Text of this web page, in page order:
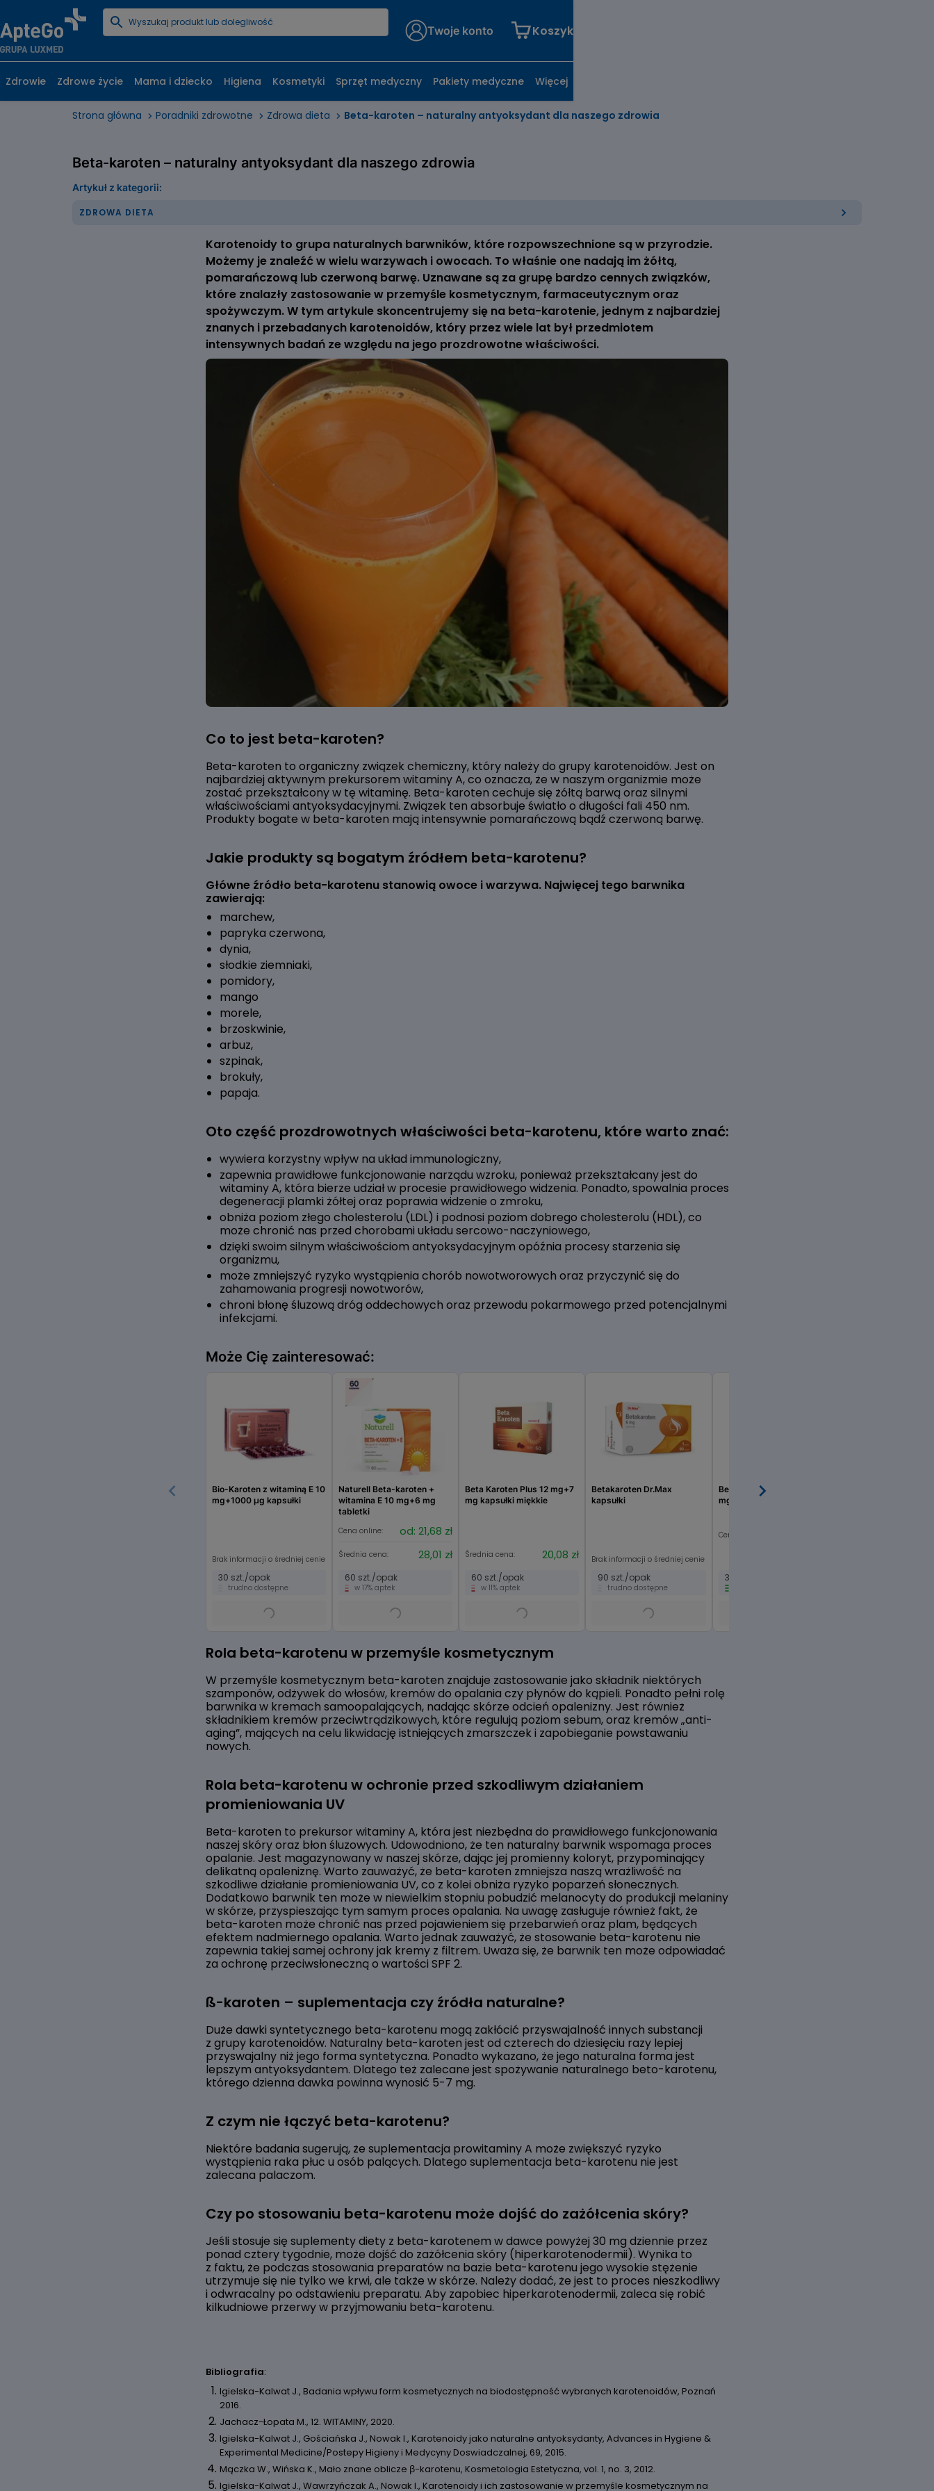
Strona główna Poradniki zdrowotne Zdrowa dieta Beta-karoten – naturalny antyoksydant dla naszego zdrowia
Beta-karoten – naturalny antyoksydant dla naszego zdrowia
Artykuł z kategorii:
ZDROWA DIETA
Karotenoidy to grupa naturalnych barwników, które rozpowszechnione są w przyrodzie.
Możemy je znaleźć w wielu warzywach i owocach. To właśnie one nadają im żółtą,
pomarańczową lub czerwoną barwę. Uznawane są za grupę bardzo cennych związków,
które znalazły zastosowanie w przemyśle kosmetycznym, farmaceutycznym oraz
spożywczym. W tym artykule skoncentrujemy się na beta-karotenie, jednym z najbardziej
znanych i przebadanych karotenoidów, który przez wiele lat był przedmiotem
intensywnych badań ze względu na jego prozdrowotne właściwości.
Co to jest beta-karoten?
Beta-karoten to organiczny związek chemiczny, który należy do grupy karotenoidów. Jest on
najbardziej aktywnym prekursorem witaminy A, co oznacza, że w naszym organizmie może
zostać przekształcony w tę witaminę. Beta-karoten cechuje się żółtą barwą oraz silnymi
właściwościami antyoksydacyjnymi. Związek ten absorbuje światło o długości fali 450 nm.
Produkty bogate w beta-karoten mają intensywnie pomarańczową bądź czerwoną barwę.
Jakie produkty są bogatym źródłem beta-karotenu?
Główne źródło beta-karotenu stanowią owoce i warzywa. Najwięcej tego barwnika
zawierają:
marchew,
papryka czerwona,
dynia,
słodkie ziemniaki,
pomidory,
mango
morele,
brzoskwinie,
arbuz,
szpinak,
brokuły,
papaja.
Oto część prozdrowotnych właściwości beta-karotenu, które warto znać:
wywiera korzystny wpływ na układ immunologiczny,
zapewnia prawidłowe funkcjonowanie narządu wzroku, ponieważ przekształcany jest do
witaminy A, która bierze udział w procesie prawidłowego widzenia. Ponadto, spowalnia proces
degeneracji plamki żółtej oraz poprawia widzenie o zmroku,
obniża poziom złego cholesterolu (LDL) i podnosi poziom dobrego cholesterolu (HDL), co
może chronić nas przed chorobami układu sercowo-naczyniowego,
dzięki swoim silnym właściwościom antyoksydacyjnym opóźnia procesy starzenia się
organizmu,
może zmniejszyć ryzyko wystąpienia chorób nowotworowych oraz przyczynić się do
zahamowania progresji nowotworów,
chroni błonę śluzową dróg oddechowych oraz przewodu pokarmowego przed potencjalnymi
infekcjami.
Może Cię zainteresować:
Bio-Karoten z witaminą E 10
mg+1000 µg kapsułki
Brak informacji o średniej cenie
30 szt./opak
trudno dostępne
Naturell Beta-karoten +
witamina E 10 mg+6 mg
tabletki
Cena online:
od: 21,68 zł
Średnia cena: 28,01 zł
60 szt./opak
w 17% aptek
Beta Karoten Plus 12 mg+7
mg kapsułki miękkie
Średnia cena: 20,08 zł
60 szt./opak
w 11% aptek
Betakaroten Dr.Max
kapsułki
Brak informacji o średniej cenie
90 szt./opak
trudno dostępne
Beta-KarotenSun Forte 12
mg+6 mg+1002 µg tabletki
Cena online:
30 szt./opak
1
8
Rola beta-karotenu w przemyśle kosmetycznym
W przemyśle kosmetycznym beta-karoten znajduje zastosowanie jako składnik niektórych
szamponów, odżywek do włosów, kremów do opalania czy płynów do kąpieli. Ponadto pełni rolę
barwnika w kremach samoopalających, nadając skórze odcień opalenizny. Jest również
składnikiem kremów przeciwtrądzikowych, które regulują poziom sebum, oraz kremów „anti-
aging”, mających na celu likwidację istniejących zmarszczek i zapobieganie powstawaniu
nowych.
Rola beta-karotenu w ochronie przed szkodliwym działaniem
promieniowania UV
Beta-karoten to prekursor witaminy A, która jest niezbędna do prawidłowego funkcjonowania
naszej skóry oraz błon śluzowych. Udowodniono, że ten naturalny barwnik wspomaga proces
opalanie. Jest magazynowany w naszej skórze, dając jej promienny koloryt, przypominający
delikatną opaleniznę. Warto zauważyć, że beta-karoten zmniejsza naszą wrażliwość na
szkodliwe działanie promieniowania UV, co z kolei obniża ryzyko poparzeń słonecznych.
Dodatkowo barwnik ten może w niewielkim stopniu pobudzić melanocyty do produkcji melaniny
w skórze, przyspieszając tym samym proces opalania. Na uwagę zasługuje również fakt, że
beta-karoten może chronić nas przed pojawieniem się przebarwień oraz plam, będących
efektem nadmiernego opalania. Warto jednak zauważyć, że stosowanie beta-karotenu nie
zapewnia takiej samej ochrony jak kremy z filtrem. Uważa się, że barwnik ten może odpowiadać
za ochronę przeciwsłoneczną o wartości SPF 2.
ß-karoten – suplementacja czy źródła naturalne?
Duże dawki syntetycznego beta-karotenu mogą zakłócić przyswajalność innych substancji
z grupy karotenoidów. Naturalny beta-karoten jest od czterech do dziesięciu razy lepiej
przyswajalny niż jego forma syntetyczna. Ponadto wykazano, że jego naturalna forma jest
lepszym antyoksydantem. Dlatego też zalecane jest spożywanie naturalnego beto-karotenu,
którego dzienna dawka powinna wynosić 5-7 mg.
Z czym nie łączyć beta-karotenu?
Niektóre badania sugerują, że suplementacja prowitaminy A może zwiększyć ryzyko
wystąpienia raka płuc u osób palących. Dlatego suplementacja beta-karotenu nie jest
zalecana palaczom.
Czy po stosowaniu beta-karotenu może dojść do zażółcenia skóry?
Jeśli stosuje się suplementy diety z beta-karotenem w dawce powyżej 30 mg dziennie przez
ponad cztery tygodnie, może dojść do zażółcenia skóry (hiperkarotenodermii). Wynika to
z faktu, że podczas stosowania preparatów na bazie beta-karotenu jego wysokie stężenie
utrzymuje się nie tylko we krwi, ale także w skórze. Należy dodać, że jest to proces nieszkodliwy
i odwracalny po odstawieniu preparatu. Aby zapobiec hiperkarotenodermii, zaleca się robić
kilkudniowe przerwy w przyjmowaniu beta-karotenu.
Bibliografia:
Igielska-Kalwat J., Badania wpływu form kosmetycznych na biodostępność wybranych karotenoidów, Poznań
2016.
Jachacz-Łopata M., 12. WITAMINY, 2020.
Igielska-Kalwat J., Gościańska J., Nowak I., Karotenoidy jako naturalne antyoksydanty, Advances in Hygiene &
Experimental Medicine/Postepy Higieny i Medycyny Doswiadczalnej, 69, 2015.
Mączka W., Wińska K., Mało znane oblicze β-karotenu, Kosmetologia Estetyczna, vol. 1, no. 3, 2012.
Igielska-Kalwat J., Wawrzyńczak A., Nowak I., Karotenoidy i ich zastosowanie w przemyśle kosmetycznym na
Twoje konto Koszyk
Zdrowie Zdrowe życie Mama i dziecko Higiena Kosmetyki Sprzęt medyczny Pakiety medyczne Więcej